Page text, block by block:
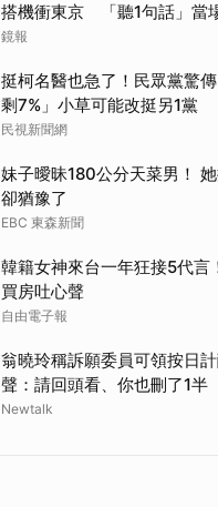
搭機衝東京 「聽1句話」當
哭網
鏡報
挺柯名醫也急了！民眾黨驚
剩7%」小草可能改挺另1黨
民視新聞網
妹子曖昧180公分天菜男！ 她
卻猶豫了
EBC 東森新聞
韓籍女神來台一年狂接5代言
買房吐心聲
自由電子報
翁曉玲稱訴願委員可領按日
聲：請回頭看、你也刪了1半
Newtalk